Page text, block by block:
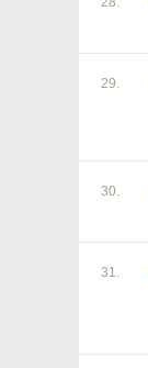
29.
30.
31.